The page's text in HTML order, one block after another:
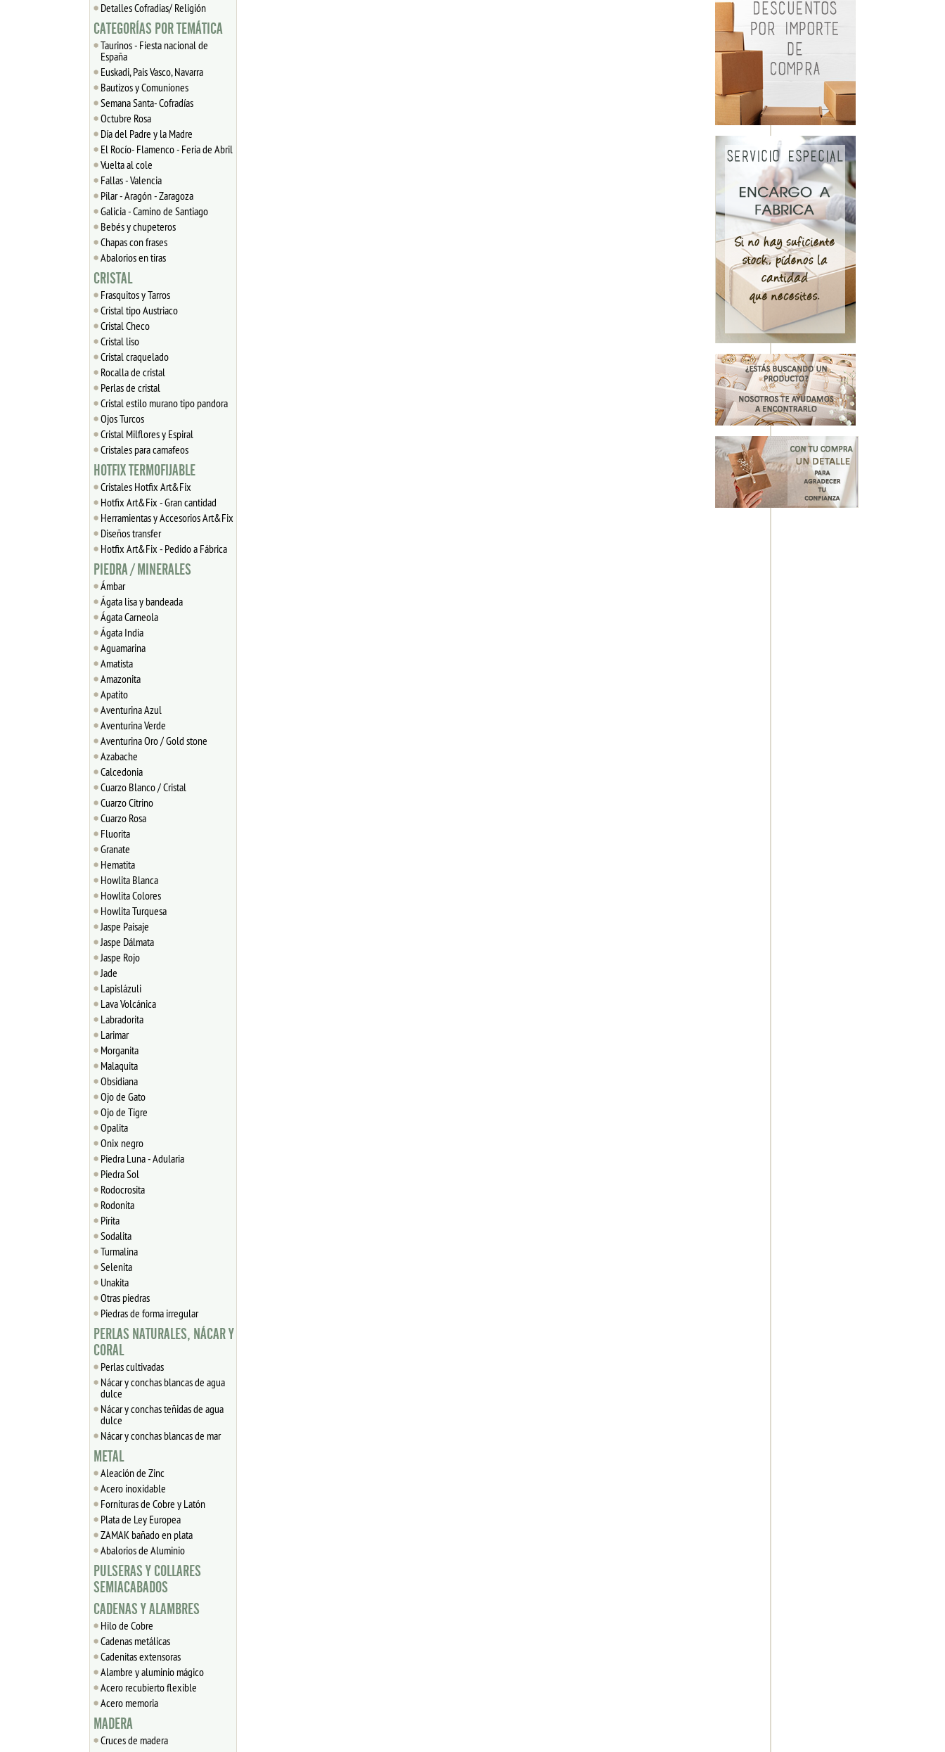
Detalles Cofradias/ Religión
CATEGORÍAS POR TEMÁTICA
Taurinos - Fiesta nacional de
España
Euskadi, Pais Vasco, Navarra
Bautizos y Comuniones
Semana Santa- Cofradías
Octubre Rosa
Día del Padre y la Madre
El Rocío- Flamenco - Feria de Abril
Vuelta al cole
Fallas - Valencia
Pilar - Aragón - Zaragoza
Galicia - Camino de Santiago
Bebés y chupeteros
Chapas con frases
Abalorios en tiras
CRISTAL
Frasquitos y Tarros
Cristal tipo Austriaco
Cristal Checo
Cristal liso
Cristal craquelado
Rocalla de cristal
Perlas de cristal
Cristal estilo murano tipo pandora
Ojos Turcos
Cristal Milflores y Espiral
Cristales para camafeos
HOTFIX TERMOFIJABLE
Cristales Hotfix Art&Fix
Hotfix Art&Fix - Gran cantidad
Herramientas y Accesorios Art&Fix
Diseños transfer
Hotfix Art&Fix - Pedido a Fábrica
PIEDRA / MINERALES
Ámbar
Ágata lisa y bandeada
Ágata Carneola
Ágata India
Aguamarina
Amatista
Amazonita
Apatito
Aventurina Azul
Aventurina Verde
Aventurina Oro / Gold stone
Azabache
Calcedonia
Cuarzo Blanco / Cristal
Cuarzo Citrino
Cuarzo Rosa
Fluorita
Granate
Hematita
Howlita Blanca
Howlita Colores
Howlita Turquesa
Jaspe Paisaje
Jaspe Dálmata
Jaspe Rojo
Jade
Lapislázuli
Lava Volcánica
Labradorita
Larimar
Morganita
Malaquita
Obsidiana
Ojo de Gato
Ojo de Tigre
Opalita
Onix negro
Piedra Luna - Adularia
Piedra Sol
Rodocrosita
Rodonita
Pirita
Sodalita
Turmalina
Selenita
Unakita
Otras piedras
Piedras de forma irregular
PERLAS NATURALES, NÁCAR Y
CORAL
Perlas cultivadas
Nácar y conchas blancas de agua
dulce
Nácar y conchas teñidas de agua
dulce
Nácar y conchas blancas de mar
METAL
Aleación de Zinc
Acero inoxidable
Fornituras de Cobre y Latón
Plata de Ley Europea
ZAMAK bañado en plata
Abalorios de Aluminio
PULSERAS Y COLLARES
SEMIACABADOS
CADENAS Y ALAMBRES
Hilo de Cobre
Cadenas metálicas
Cadenitas extensoras
Alambre y aluminio mágico
Acero recubierto flexible
Acero memoria
MADERA
Cruces de madera